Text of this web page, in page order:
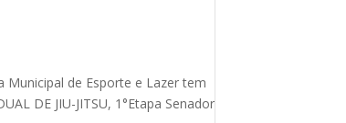
Municipal de Esporte e Lazer tem
DE JIU-JITSU, 1°Etapa Senador